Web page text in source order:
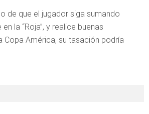
de que el jugador siga sumando
la “Roja”, y realice buenas
Copa América, su tasación podría